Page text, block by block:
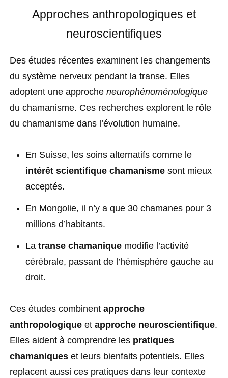
Approches anthropologiques et
neuroscientifiques
Des études récentes examinent les changements
du système nerveux pendant la transe. Elles
adoptent une approche neurophénoménologique
du chamanisme. Ces recherches explorent le rôle
du chamanisme dans l’évolution humaine.
En Suisse, les soins alternatifs comme le
intérêt scientifique chamanisme sont mieux
acceptés.
En Mongolie, il n’y a que 30 chamanes pour 3
millions d’habitants.
La transe chamanique modifie l’activité
cérébrale, passant de l’hémisphère gauche au
droit.
Ces études combinent approche
anthropologique et approche neuroscientifique.
Elles aident à comprendre les pratiques
chamaniques et leurs bienfaits potentiels. Elles
replacent aussi ces pratiques dans leur contexte